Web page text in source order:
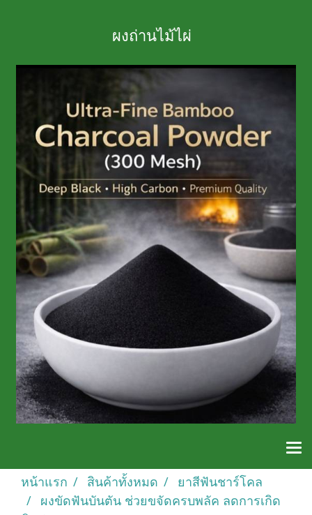
ผงถ่านไม้ไผ่
หน้าแรก สินค้าทั้งหมด
ยาสีฟันชาร์โคล
ผงขัดฟันบันตัน ช่วยขจัดครบพลัค ลดการเกิด